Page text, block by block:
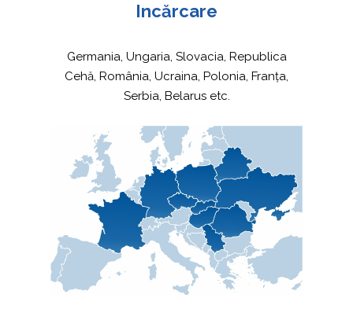
Incărcare
Germania, Ungaria, Slovacia, Republica
Cehă, România, Ucraina, Polonia, Franța,
Serbia, Belarus etc.